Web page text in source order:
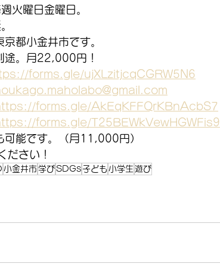
火曜日金曜日。
都小金井市です。
。月22,000円！
forms.gle/ujXLzitjcqCGRW5N6
forms.gle/AkEqKFFQrKBnAcbS7
forms.gle/T25BEWkVewHGWFis9
能です。（月11,000円）
ださい！
小金井市 学びSDGs子ども 小学生 遊び